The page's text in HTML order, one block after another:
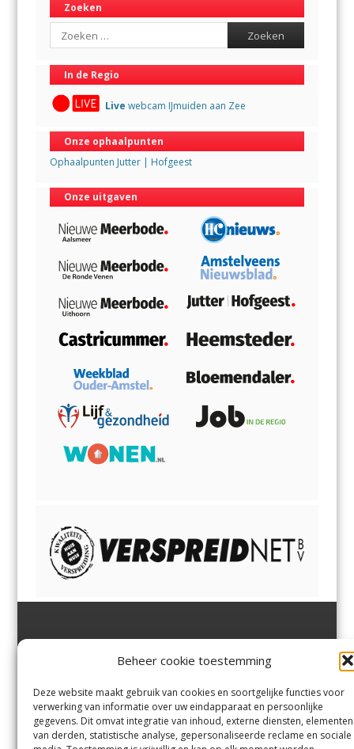
Beheer cookie toestemming
Deze website maakt gebruik van cookies en soortgelijke functies voor
verwerking van informatie over uw eindapparaat en persoonlijke
gegevens. Dit omvat integratie van inhoud, externe diensten, elementen
van derden, statistische analyse, gepersonaliseerde reclame en sociale
Zoeken
Search
In de Regio
Live webcam IJmuiden aan Zee
Onze ophaalpunten
Ophaalpunten Jutter | Hofgeest
Onze uitgaven
Margadantstraat 34
0255-533900
info@jutter.nlofinfo@hofgee
st.nl
Velserbroek,Velsen-Zuid,
Zuid,Driehuisen
Spaarnwoude.